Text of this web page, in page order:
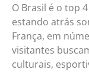
O Brasil é o top
estando atrás
França, em
visitantes
culturais,